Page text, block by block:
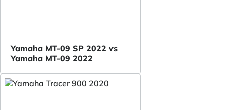
Yamaha MT-09 SP 2022 vs
Yamaha MT-09 2022